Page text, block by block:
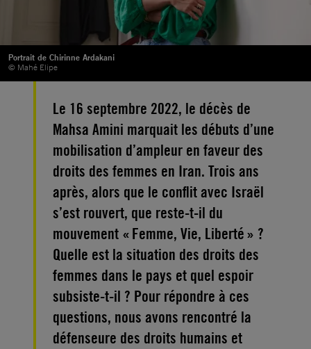
Portrait de Chirinne Ardakani
© Mahé Elipe
Le 16 septembre 2022, le décès de
Mahsa Amini marquait les débuts d’une
mobilisation d’ampleur en faveur des
droits des femmes en Iran. Trois ans
après, alors que le conflit avec Israël
s’est rouvert, que reste-t-il du
mouvement « Femme, Vie, Liberté » ?
Quelle est la situation des droits des
femmes dans le pays et quel espoir
subsiste-t-il ? Pour répondre à ces
questions, nous avons rencontré la
défenseure des droits humains et